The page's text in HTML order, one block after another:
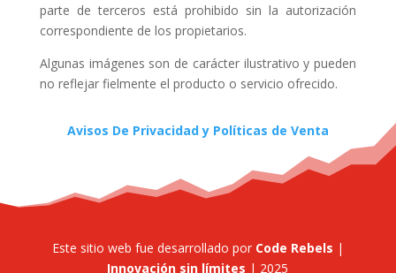
parte de terceros está prohibido sin la autorización
correspondiente de los propietarios.
Algunas imágenes son de carácter ilustrativo y pueden
no reflejar fielmente el producto o servicio ofrecido.
Avisos De Privacidad y Políticas de Venta
Este sitio web fue desarrollado porCode Rebels |
Innovación sin límites | 2025